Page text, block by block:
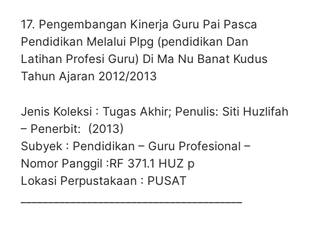
17. Pengembangan Kinerja Guru Pai Pasca
Pendidikan Melalui Plpg (pendidikan Dan
Latihan Profesi Guru) Di Ma Nu Banat Kudus
Tahun Ajaran 2012/2013
Jenis Koleksi : Tugas Akhir; Penulis: Siti Huzlifah
– Penerbit: (2013)
Subyek : Pendidikan – Guru Profesional –
Nomor Panggil :RF 371.1 HUZ p
Lokasi Perpustakaan : PUSAT